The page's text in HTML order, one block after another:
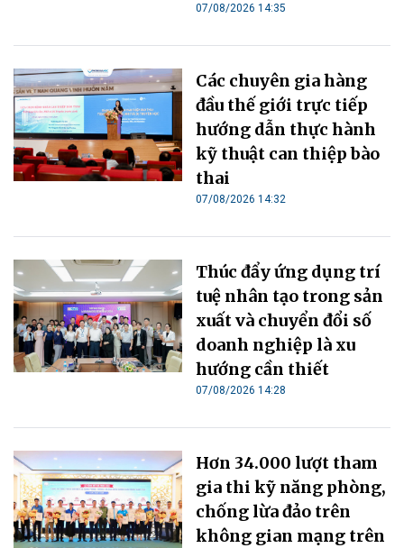
07/08/2026 14:35
Các chuyên gia hàng
đầu thế giới trực tiếp
hướng dẫn thực hành
kỹ thuật can thiệp bào
thai
07/08/2026 14:32
Thúc đẩy ứng dụng trí
tuệ nhân tạo trong sản
xuất và chuyển đổi số
doanh nghiệp là xu
hướng cần thiết
07/08/2026 14:28
Hơn 34.000 lượt tham
gia thi kỹ năng phòng,
chống lừa đảo trên
không gian mạng trên